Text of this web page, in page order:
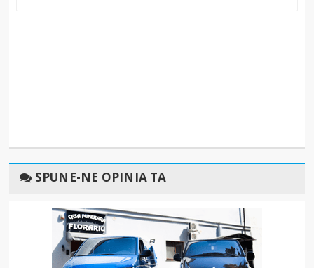
SPUNE-NE OPINIA TA